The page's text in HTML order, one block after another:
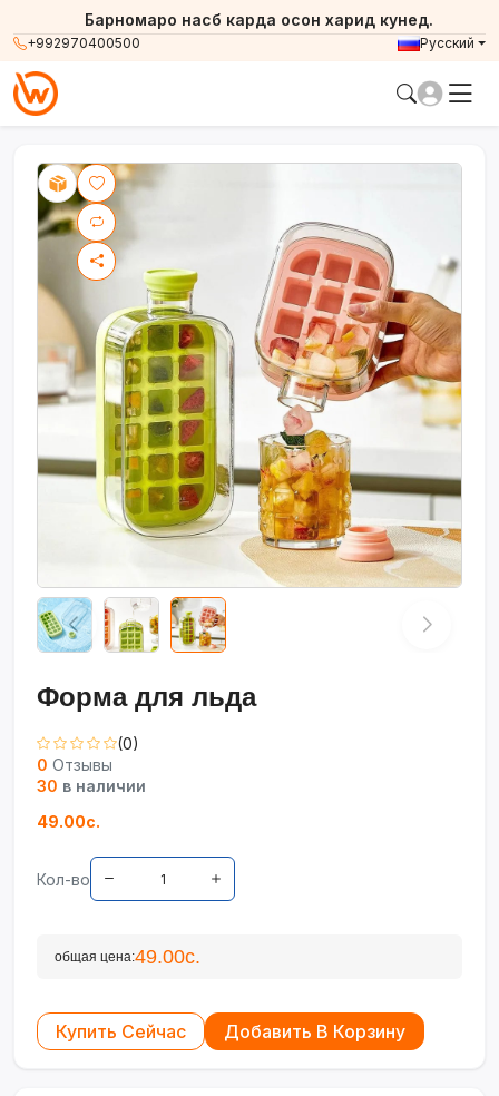
+992970400500
Барномаро насб карда осон харид кунед.
Русский
Форма для льда
(0)
0 Отзывы
30 в наличии
49.00с.
Кол-во
общая цена:49.00с.
Купить Сейчас Добавить В Корзину